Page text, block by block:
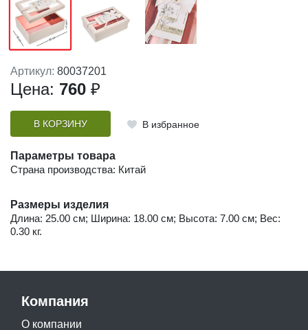
Артикул: 80037201
Цена: 760 ₽
В КОРЗИНУ В избранное
Параметры товара
Страна производства: Китай
Размеры изделия
Длина: 25.00 см; Ширина: 18.00 см; Высота: 7.00 см; Вес:
0.30 кг.
Компания
О компании